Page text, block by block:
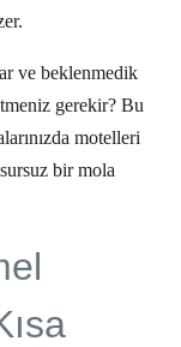
ve beklenmedik
gerekir? Bu
motelleri
bir mola